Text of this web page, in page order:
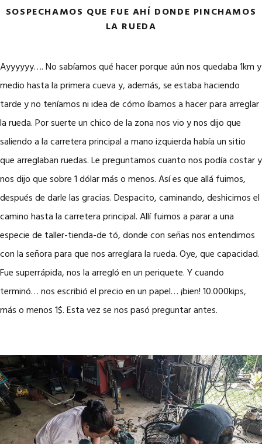
SOSPECHAMOS QUE FUE AHÍ DONDE PINCHAMOS
LA RUEDA
Ayyyyyy…. No sabíamos qué hacer porque aún nos quedaba 1km y
medio hasta la primera cueva y, además, se estaba haciendo
tarde y no teníamos ni idea de cómo íbamos a hacer para arreglar
la rueda. Por suerte un chico de la zona nos vio y nos dijo que
saliendo a la carretera principal a mano izquierda había un sitio
que arreglaban ruedas. Le preguntamos cuanto nos podía costar y
nos dijo que sobre 1 dólar más o menos. Así es que allá fuimos,
después de darle las gracias. Despacito, caminando, deshicimos el
camino hasta la carretera principal. Allí fuimos a parar a una
especie de taller-tienda-de tó, donde con señas nos entendimos
con la señora para que nos arreglara la rueda. Oye, que capacidad.
Fue superrápida, nos la arregló en un periquete. Y cuando
terminó… nos escribió el precio en un papel… ¡bien! 10.000kips,
más o menos 1$. Esta vez se nos pasó preguntar antes.